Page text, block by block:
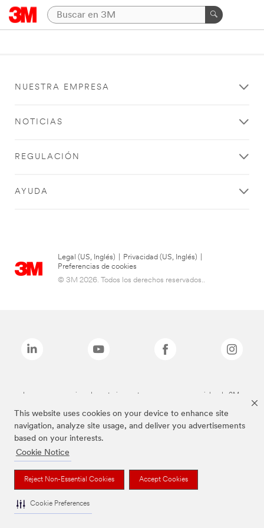
This website uses cookies on your device to enhance site
navigation, analyze site usage, and deliver you advertisements
based on your interests.
Cookie Notice
Reject Non-Essential Cookies Accept Cookies
Cookie Preferences
NUESTRA EMPRESA
NOTICIAS
REGULACIÓN
AYUDA
Legal (US, Inglés) Privacidad (US, Inglés)
Preferencias de cookies
© 3M 2026. Todos los derechos reservados..
Las marcas mencionadas anteriormente son marcas comerciales de 3M.